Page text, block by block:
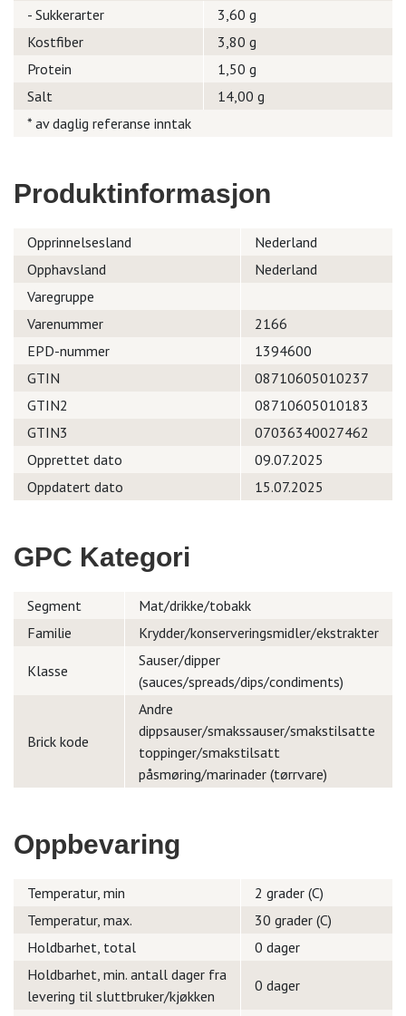
- Sukkerarter
3,60 g
Kostfiber
3,80 g
Protein
1,50 g
Salt
14,00 g
* av daglig referanse inntak
Produktinformasjon
Opprinnelsesland
Nederland
Opphavsland
Nederland
Varegruppe
Varenummer
2166
EPD-nummer
1394600
GTIN
08710605010237
GTIN2
08710605010183
GTIN3
07036340027462
Opprettet dato
09.07.2025
Oppdatert dato
15.07.2025
GPC Kategori
Segment
Mat/drikke/tobakk
Familie
Krydder/konserveringsmidler/ekstrakter
Klasse
Sauser/dipper
(sauces/spreads/dips/condiments)
Brick kode
Andre
dippsauser/smakssauser/smakstilsatte
toppinger/smakstilsatt
påsmøring/marinader (tørrvare)
Oppbevaring
Temperatur, min
2 grader (C)
Temperatur, max.
30 grader (C)
Holdbarhet, total
0 dager
Holdbarhet, min. antall dager fra
levering til sluttbruker/kjøkken
0 dager